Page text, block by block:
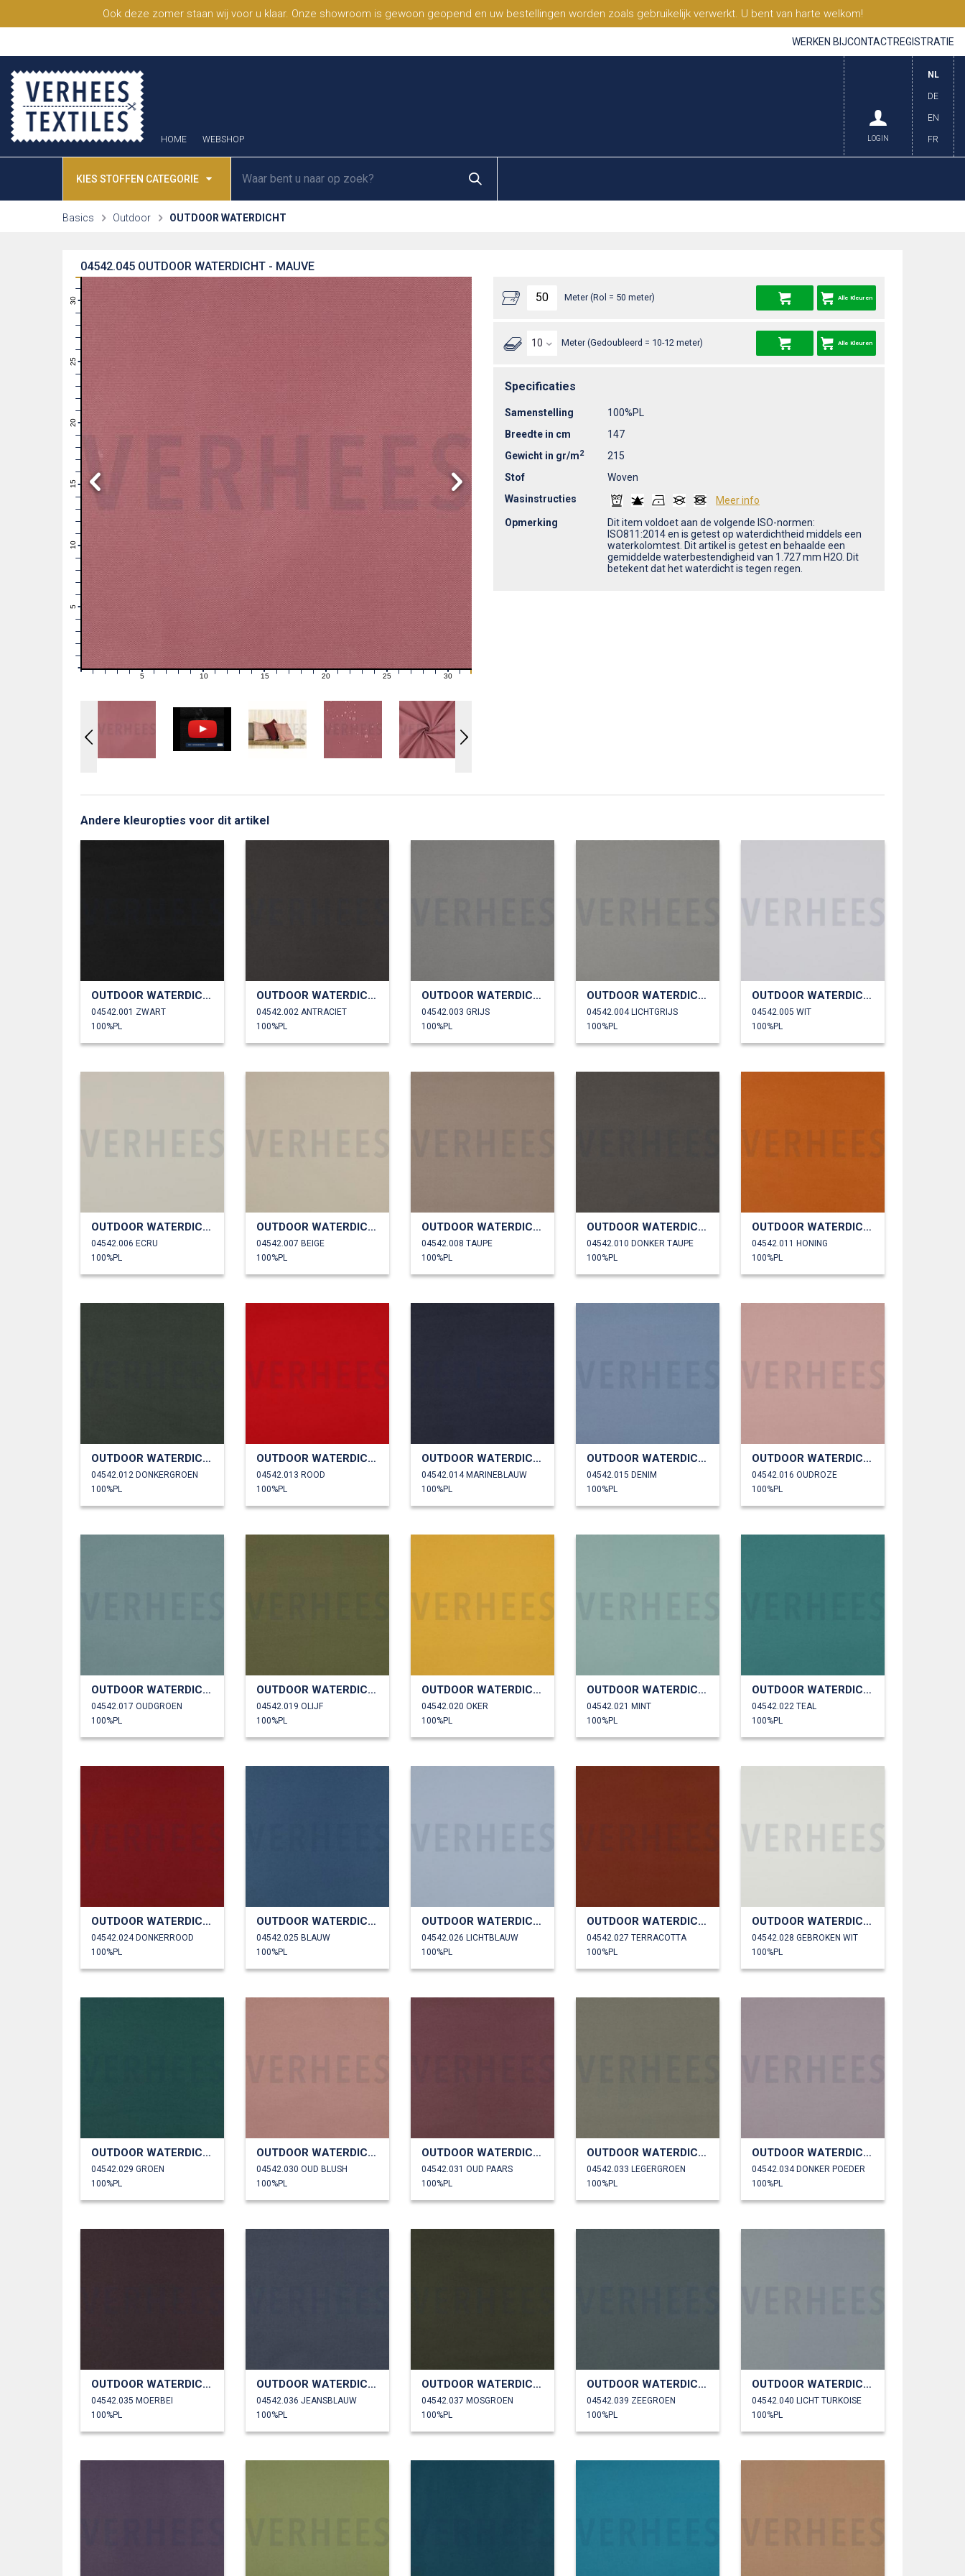
Ook deze zomer staan wij voor u klaar. Onze showroom is gewoon geopend en uw bestellingen worden zoals gebruikelijk verwerkt. U bent van harte welkom!
WERKEN BIJCONTACTREGISTRATIE
HOME WEBSHOP
NL
DE
EN
FR
LOGIN
KIES STOFFEN CATEGORIE
Basics Outdoor OUTDOOR WATERDICHT
OUTDOOR WATERDICHT - MAUVE
04542.045
2
4
5
8
10
11
12
13
14
15
16
17
18
19
20
21
22
23
24
25
26
27
28
29
30
0 1 2 3 4 6 7 8 9 10 11 12 13 14 15 16 17 18 19 20 21 22 23 24 25 26 27 28 29 30 31
Meter (Rol = 50 meter) Alle Kleuren
Meter (Gedoubleerd = 10-12 meter) Alle Kleuren
Specificaties
Samenstelling
100%PL
Breedte in cm
147
Gewicht in gr/m2
215
Stof
Woven
Wasinstructies
Meer info
Opmerking
Dit item voldoet aan de volgende ISO-normen:
ISO811:2014 en is getest op waterdichtheid middels een
waterkolomtest. Dit artikel is getest en behaalde een
gemiddelde waterbestendigheid van 1.727 mm H2O. Dit
betekent dat het waterdicht is tegen regen.
Andere kleuropties voor dit artikel
OUTDOOR WATERDICHT
04542.001 ZWART
100%PL
OUTDOOR WATERDICHT
04542.002 ANTRACIET
100%PL
OUTDOOR WATERDICHT
04542.003 GRIJS
100%PL
OUTDOOR WATERDICHT
04542.004 LICHTGRIJS
100%PL
OUTDOOR WATERDICHT
04542.005 WIT
100%PL
OUTDOOR WATERDICHT
04542.006 ECRU
100%PL
OUTDOOR WATERDICHT
04542.007 BEIGE
100%PL
OUTDOOR WATERDICHT
04542.008 TAUPE
100%PL
OUTDOOR WATERDICHT
04542.010 DONKER TAUPE
100%PL
OUTDOOR WATERDICHT
04542.011 HONING
100%PL
OUTDOOR WATERDICHT
04542.012 DONKERGROEN
100%PL
OUTDOOR WATERDICHT
04542.013 ROOD
100%PL
OUTDOOR WATERDICHT
04542.014 MARINEBLAUW
100%PL
OUTDOOR WATERDICHT
04542.015 DENIM
100%PL
OUTDOOR WATERDICHT
04542.016 OUDROZE
100%PL
OUTDOOR WATERDICHT
04542.017 OUDGROEN
100%PL
OUTDOOR WATERDICHT
04542.019 OLIJF
100%PL
OUTDOOR WATERDICHT
04542.020 OKER
100%PL
OUTDOOR WATERDICHT
04542.021 MINT
100%PL
OUTDOOR WATERDICHT
04542.022 TEAL
100%PL
OUTDOOR WATERDICHT
04542.024 DONKERROOD
100%PL
OUTDOOR WATERDICHT
04542.025 BLAUW
100%PL
OUTDOOR WATERDICHT
04542.026 LICHTBLAUW
100%PL
OUTDOOR WATERDICHT
04542.027 TERRACOTTA
100%PL
OUTDOOR WATERDICHT
04542.028 GEBROKEN WIT
100%PL
OUTDOOR WATERDICHT
04542.029 GROEN
100%PL
OUTDOOR WATERDICHT
04542.030 OUD BLUSH
100%PL
OUTDOOR WATERDICHT
04542.031 OUD PAARS
100%PL
OUTDOOR WATERDICHT
04542.033 LEGERGROEN
100%PL
OUTDOOR WATERDICHT
04542.034 DONKER POEDER
100%PL
OUTDOOR WATERDICHT
04542.035 MOERBEI
100%PL
OUTDOOR WATERDICHT
04542.036 JEANSBLAUW
100%PL
OUTDOOR WATERDICHT
04542.037 MOSGROEN
100%PL
OUTDOOR WATERDICHT
04542.039 ZEEGROEN
100%PL
OUTDOOR WATERDICHT
04542.040 LICHT TURKOISE
100%PL